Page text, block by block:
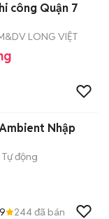
công Quận 7
LONG VIỆT
Nhập
Tự động
244đã bán